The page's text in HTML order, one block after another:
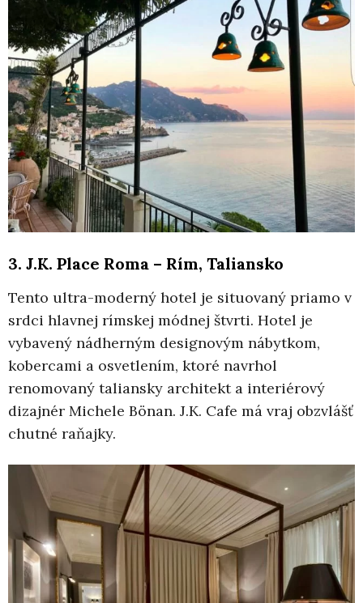
3. J.K. Place Roma – Rím, Taliansko
Tento ultra-moderný hotel je situovaný priamo v
srdci hlavnej rímskej módnej štvrti. Hotel je
vybavený nádherným designovým nábytkom,
kobercami a osvetlením, ktoré navrhol
renomovaný taliansky architekt a interiérový
dizajnér Michele Bönan. J.K. Cafe má vraj obzvlášť
chutné raňajky.